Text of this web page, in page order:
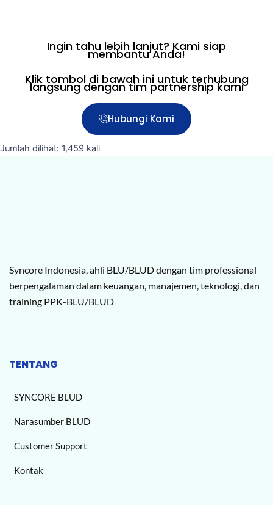
Ingin tahu lebih lanjut? Kami siap
membantu Anda!
Klik tombol di bawah ini untuk terhubung
langsung dengan tim partnership kami
Hubungi Kami
Jumlah dilihat: 1,459 kali
Syncore Indonesia, ahli BLU/BLUD dengan tim professional
berpengalaman dalam keuangan, manajemen, teknologi, dan
training PPK-BLU/BLUD
TENTANG
SYNCORE BLUD
Narasumber BLUD
Customer Support
Kontak